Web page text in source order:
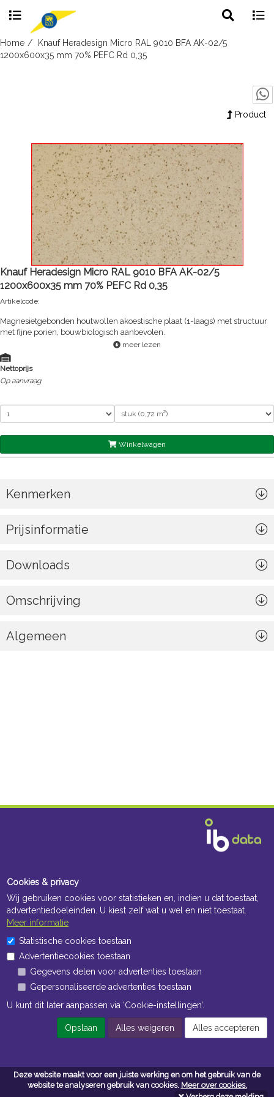
Deze website maakt voor een juiste werking en om het gebruik van de
website te analyseren gebruik van cookies. Meer over cookies.
Skip
to
search
Home
Knauf Heradesign Micro RAL 9010 BFA AK-02/5
1200x600x35 mm 70% PEFC Rd 0,35
Product
Knauf Heradesign Micro RAL 9010 BFA AK-02/5
1200x600x35 mm 70% PEFC Rd 0,35
Artikelcode:
Magnesietgebonden houtwollen akoestische plaat (1-laags) met structuur
met fijne porien, bouwbiologisch aanbevolen.
meer lezen
Nettoprijs
Op aanvraag
Winkelwagen
Kenmerken
Prijsinformatie
Downloads
Omschrijving
Algemeen
Openingstijden Kantoor
ma t/m vr 8:30 uur tot 17:00 uur
Openingstijden Magazijn
ma t/m vr 7:00 uur tot 16:30 uur
Algemene voorwaarden
Cookies & privacy
Wij gebruiken cookies voor statistieken en, indien u dat toestaat,
advertentiedoeleinden. U kiest zelf wat u wel en niet toestaat.
Meer informatie
Statistische cookies toestaan
Advertentiecookies toestaan
Gegevens delen voor advertenties toestaan
Gepersonaliseerde advertenties toestaan
U kunt dit later aanpassen via ‘Cookie-instellingen’.
Opslaan Alles weigeren Alles accepteren